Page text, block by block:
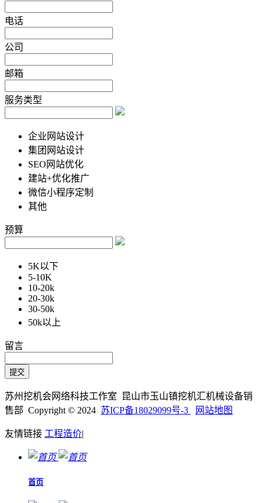
电话
公司
邮箱
服务类型
企业网站设计
集团网站设计
SEO网站优化
建站+优化推广
微信小程序定制
其他
预算
5K以下
5-10K
10-20k
20-30k
30-50k
50k以上
留言
苏州挖机会网络科技工作室 昆山市玉山镇挖机汇机械设备销
售部 Copyright © 2024 苏ICP备18029099号-3 网站地图
友情链接 工程造价|
首页